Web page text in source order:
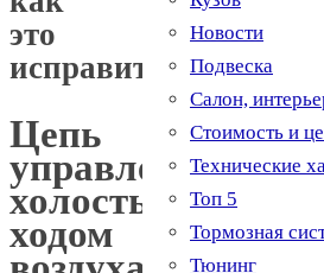
это
исправить
Цепь
управления
холостым
ходом
Новости
Подвеска
Салон,
Стоимость и
Технические
Топ 5
Тормозная
Тюнинг